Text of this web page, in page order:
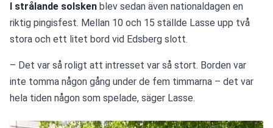
I strålande solsken blev sedan även nationaldagen en
riktig pingisfest. Mellan 10 och 15 ställde Lasse upp två
stora och ett litet bord vid Edsberg slott.
– Det var så roligt att intresset var så stort. Borden var
inte tomma någon gång under de fem timmarna – det var
hela tiden någon som spelade, säger Lasse.